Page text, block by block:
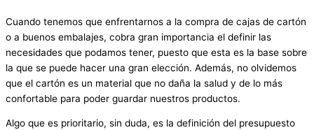
Cuando tenemos que enfrentarnos a la compra de cajas de cartón
o a buenos embalajes, cobra gran importancia el definir las
necesidades que podamos tener, puesto que esta es la base sobre
la que se puede hacer una gran elección. Además, no olvidemos
que el cartón es un material que no daña la salud y de lo más
confortable para poder guardar nuestros productos.
Algo que es prioritario, sin duda, es la definición del presupuesto